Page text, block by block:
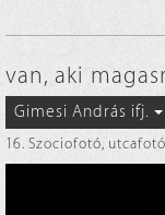
van, aki
Gimesi András ifj.
16. Szociofotó, utcafotó